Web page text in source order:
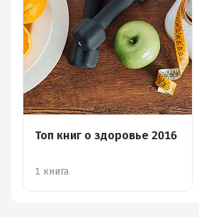
Топ книг о здоровье 2016
1 книга